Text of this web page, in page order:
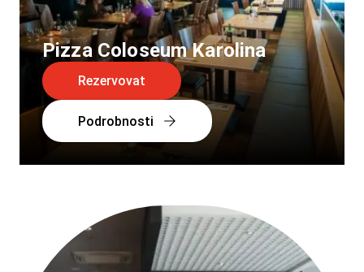
Pizza Coloseum Karolina
Rezervovat
Podrobnosti